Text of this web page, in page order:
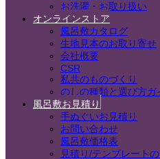
お洗濯・お取り扱い
オンラインストア
風呂敷カタログ
生地見本のお取り寄せ
会社概要
CSR
私共のものづくり
のしの種類と選び方ガ
風呂敷お見積り
手ぬぐいお見積り
お問い合わせ
風呂敷価格表
見積り/テンプレート